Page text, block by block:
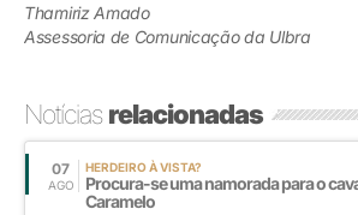
Thamiriz Amado
Assessoria de Comunicação da Ulbra
Notíciasrelacionadas
07
AGO
HERDEIRO À VISTA?
Procura-se uma namorada para o
Caramelo